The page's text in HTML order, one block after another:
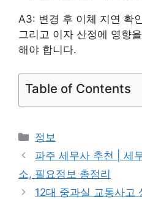
A3: 변경 후 이체 지연 확
그리고 이자 산정에 영향
해야 합니다.
Table of Contents
카
테
리
정보
파주 세무사 추천 | 세
소, 필요정보 총정리
12대 중과실 교통사고